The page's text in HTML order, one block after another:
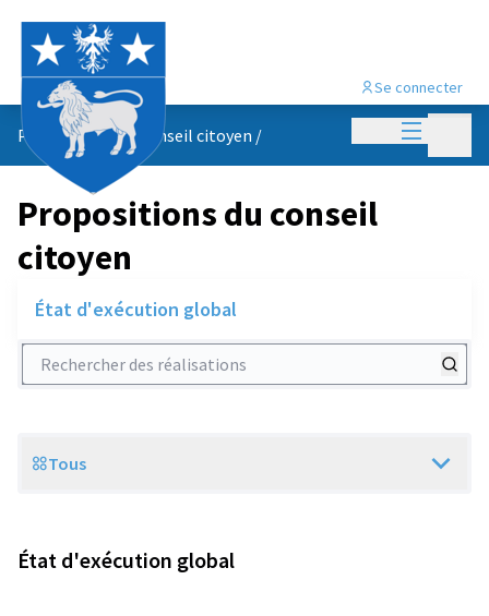
Menu
Se connecter
Propositions du conseil citoyen /
Propositions du conseil
citoyen
État d'exécution global
Rechercher des réalisations
Scope
Tous
État d'exécution global